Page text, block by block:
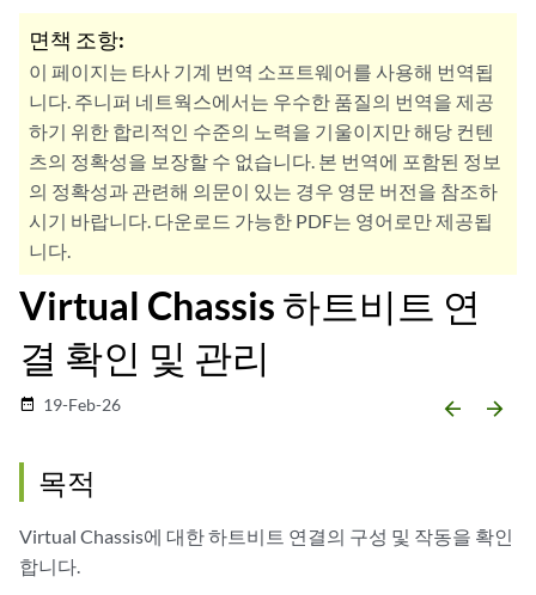
면책 조항:
이 페이지는 타사 기계 번역 소프트웨어를 사용해 번역됩
니다. 주니퍼 네트웍스에서는 우수한 품질의 번역을 제공
하기 위한 합리적인 수준의 노력을 기울이지만 해당 컨텐
츠의 정확성을 보장할 수 없습니다. 본 번역에 포함된 정보
의 정확성과 관련해 의문이 있는 경우 영문 버전을 참조하
시기 바랍니다. 다운로드 가능한 PDF는 영어로만 제공됩
니다.
Virtual Chassis 하트비트 연
결 확인 및 관리
date_range 19-Feb-26 arrow_backward arrow_forward
목적
Virtual Chassis에 대한 하트비트 연결의 구성 및 작동을 확인
합니다.